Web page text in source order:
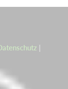
|